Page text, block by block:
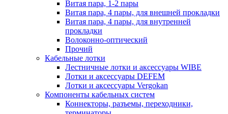
Витая пара, 1-2 пары
Витая пара, 4 пары, для внешней прокладки
Витая пара, 4 пары, для внутренней
прокладки
Волоконно-оптический
Прочий
Кабельные лотки
Лестничные лотки и аксессуары WIBE
Лотки и аксессуары DEFEM
Лотки и аксессуары Vergokan
Компоненты кабельных систем
Коннекторы, разъемы, переходники,